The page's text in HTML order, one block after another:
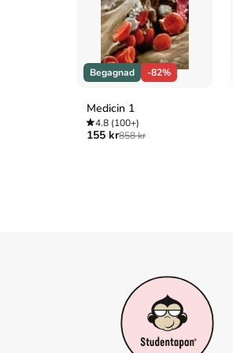
Buckingham, F., & Evans, F.
Vancouver
Buckingham F, Evans F. En
Begagnad -82%
Medicin 1
4.8 (100+)
155 kr858 kr